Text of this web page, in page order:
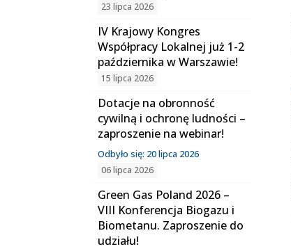
23 lipca 2026
IV Krajowy Kongres
Współpracy Lokalnej już 1-2
października w Warszawie!
15 lipca 2026
Dotacje na obronność
cywilną i ochronę ludności –
zaproszenie na webinar!
Odbyło się: 20 lipca 2026
06 lipca 2026
Green Gas Poland 2026 –
VIII Konferencja Biogazu i
Biometanu. Zaproszenie do
udziału!